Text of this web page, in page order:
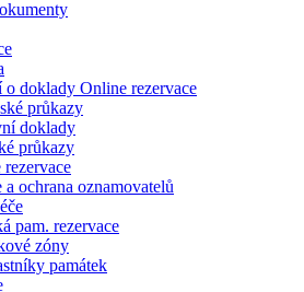
o doklady Online rezervace
průkazy
doklady
průkazy
ochrana oznamovatelů
pam. rezervace
zóny
památek